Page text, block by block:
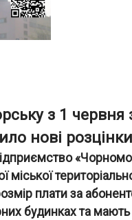
з 1 червня
нові
міської
плати за
будинках та мають